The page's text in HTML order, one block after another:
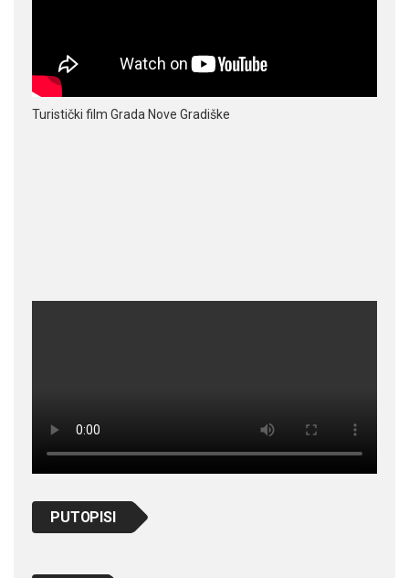
Turistički film Grada Nove Gradiške
PUTOPISI